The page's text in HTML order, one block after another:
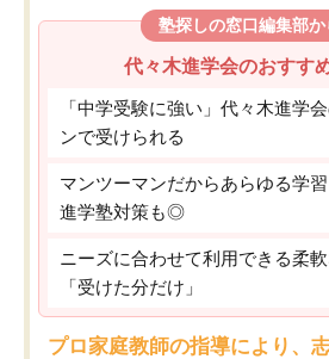
塾探しの窓口編集部か
代々木進学会のおすす
「中学受験に強い」代々木進学
ンで受けられる
マンツーマンだからあらゆる学
進学塾対策も◎
ニーズに合わせて利用できる柔
「受けた分だけ」
プロ家庭教師の指導により、